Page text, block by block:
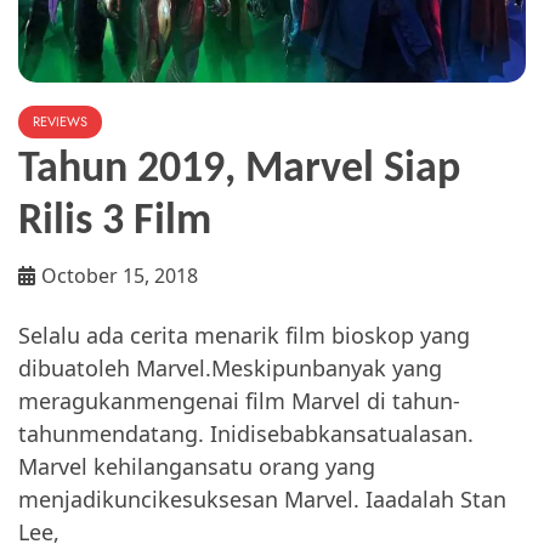
REVIEWS
Tahun 2019, Marvel Siap
Rilis 3 Film
October 15, 2018
Selalu ada cerita menarik film bioskop yang
dibuatoleh Marvel.Meskipunbanyak yang
meragukanmengenai film Marvel di tahun-
tahunmendatang. Inidisebabkansatualasan.
Marvel kehilangansatu orang yang
menjadikuncikesuksesan Marvel. Iaadalah Stan
Lee,